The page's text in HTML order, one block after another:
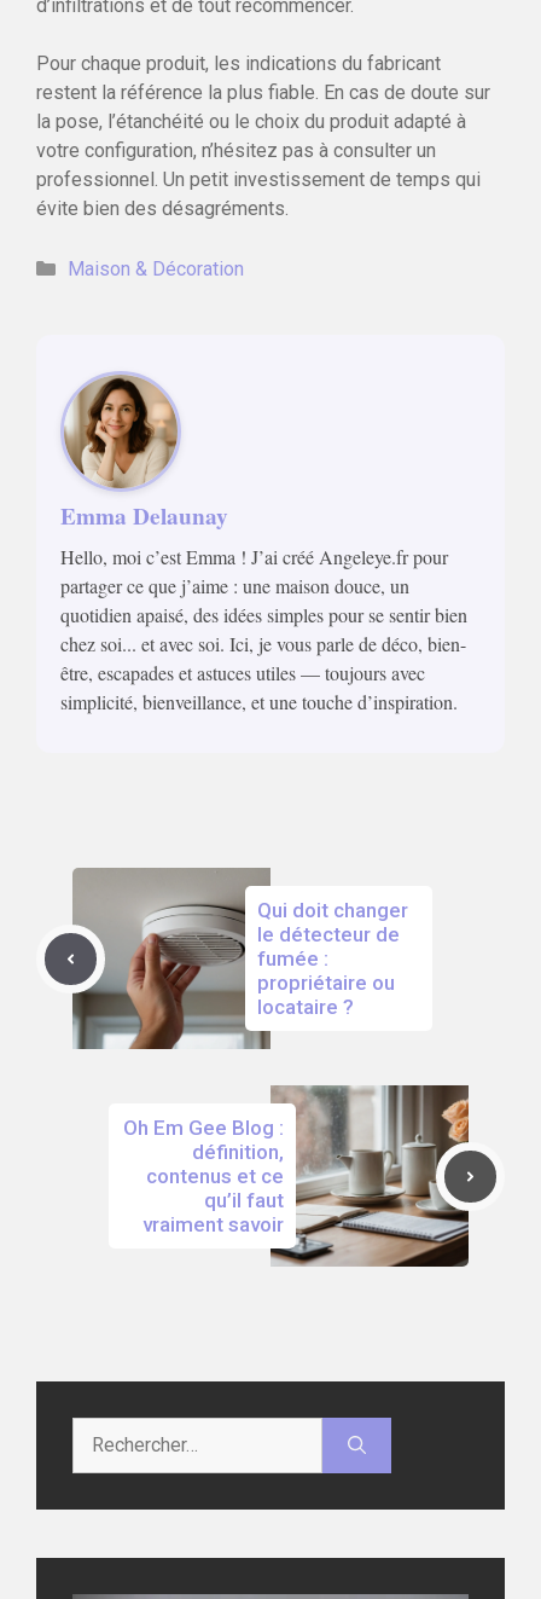
d’infiltrations et de tout recommencer.
Pour chaque produit, les indications du fabricant
restent la référence la plus fiable. En cas de doute sur
la pose, l’étanchéité ou le choix du produit adapté à
votre configuration, n’hésitez pas à consulter un
professionnel. Un petit investissement de temps qui
évite bien des désagréments.
Catégories
Maison & Décoration
Emma Delaunay
Hello, moi c’est Emma ! J’ai créé Angeleye.fr pour
partager ce que j’aime : une maison douce, un
quotidien apaisé, des idées simples pour se sentir bien
chez soi... et avec soi. Ici, je vous parle de déco, bien-
être, escapades et astuces utiles — toujours avec
simplicité, bienveillance, et une touche d’inspiration.
Qui doit changer
le détecteur de
fumée :
propriétaire ou
locataire ?
Oh Em Gee Blog :
définition,
contenus et ce
qu’il faut
vraiment savoir